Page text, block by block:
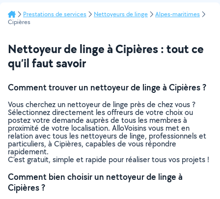
Prestations de services Nettoyeurs de linge
Alpes-maritimes
Cipières
Nettoyeur de linge à Cipières : tout ce
qu’il faut savoir
Comment trouver un nettoyeur de linge à Cipières ?
Vous cherchez un nettoyeur de linge près de chez vous ?
Sélectionnez directement les offreurs de votre choix ou
postez votre demande auprès de tous les membres à
proximité de votre localisation. AlloVoisins vous met en
relation avec tous les nettoyeurs de linge, professionnels et
particuliers, à Cipières, capables de vous répondre
rapidement.
C’est gratuit, simple et rapide pour réaliser tous vos projets !
Comment bien choisir un nettoyeur de linge à
Cipières ?